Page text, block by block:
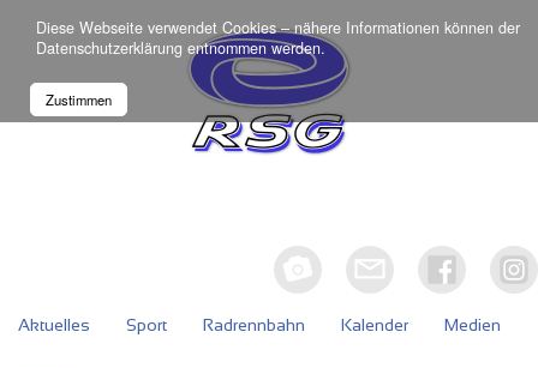
Diese Webseite verwendet Cookies – nähere Informationen können der
Datenschutzerklärung entnommen werden.
Zustimmen
Aktuelles Sport Radrennbahn Kalender Medien